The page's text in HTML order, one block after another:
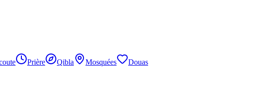
Prière Qibla Mosquées
Douas